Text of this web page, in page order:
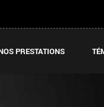
PRESTATIONS